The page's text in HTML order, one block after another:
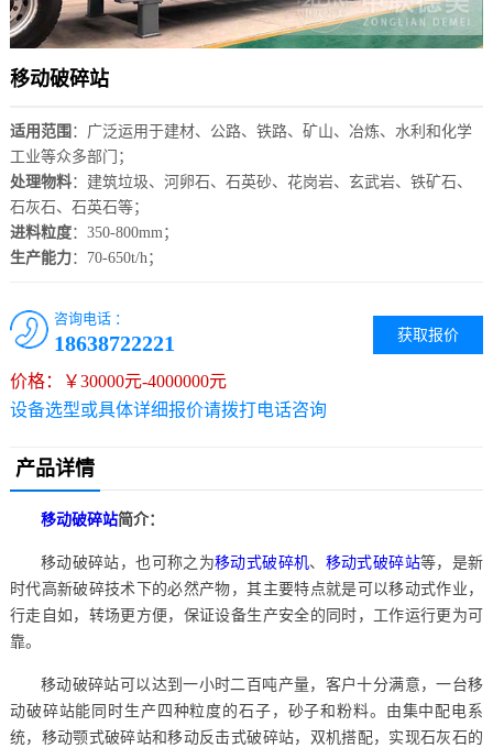
移动破碎站
适用范围 ：广泛运用于建材、公路、铁路、矿山、冶炼、水利和化学
工业等众多部门；
处理物料：建筑垃圾、河卵石、石英砂、花岗岩、玄武岩、铁矿石、
石灰石、石英石等；
进料粒度：350-800mm；
生产能力：70-650t/h；
获取报价
咨询电话 ：
18638722221
价格：￥30000元-4000000元
设备选型或具体详细报价请拨打电话咨询
产品详情
移动破碎站简介：
移动破碎站，也可称之为移动式破碎机、 移动式破碎站等，是新
时代高新破碎技术下的必然产物，其主要特点就是可以移动式作业，
行走自如，转场更方便，保证设备生产安全的同时，工作运行更为可
靠。
移动破碎站可以达到一小时二百吨产量，客户十分满意，一台移
动破碎站能同时生产四种粒度的石子，砂子和粉料。由集中配电系
统，移动颚式破碎站和移动反击式破碎站，双机搭配，实现石灰石的